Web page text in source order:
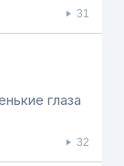
31
глаза
32